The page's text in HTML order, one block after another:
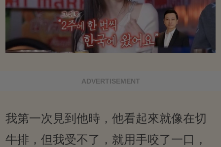
ADVERTISEMENT
我第一次見到他時，他看起來就像在切
牛排，但我受不了，就用手咬了一口，